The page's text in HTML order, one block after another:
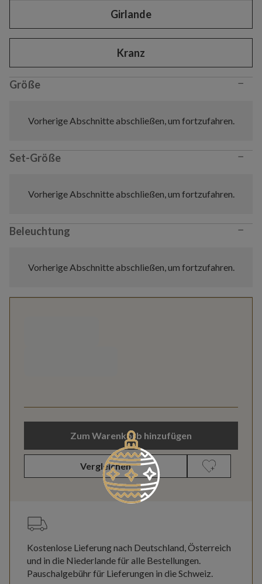
Girlande
Kranz
Größe −
Vorherige Abschnitte abschließen, um fortzufahren.
Set-Größe −
Vorherige Abschnitte abschließen, um fortzufahren.
Beleuchtung −
Vorherige Abschnitte abschließen, um fortzufahren.
Zum Warenkorb hinzufügen
Vergleichen
Kostenlose Lieferung nach Deutschland, Österreich
und in die Niederlande für alle Bestellungen.
Pauschalgebühr für Lieferungen in die Schweiz.